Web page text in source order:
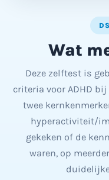
Wat
Deze zelftest is
criteria voor ADHD
twee
hyperactiviteit/
gekeken of de
waren, op